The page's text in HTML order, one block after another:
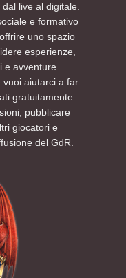
live al digitale.
e formativo
uno spazio
esperienze,
avventure.
vuoi aiutarci a far
gratuitamente:
pubblicare
giocatori e
del GdR.